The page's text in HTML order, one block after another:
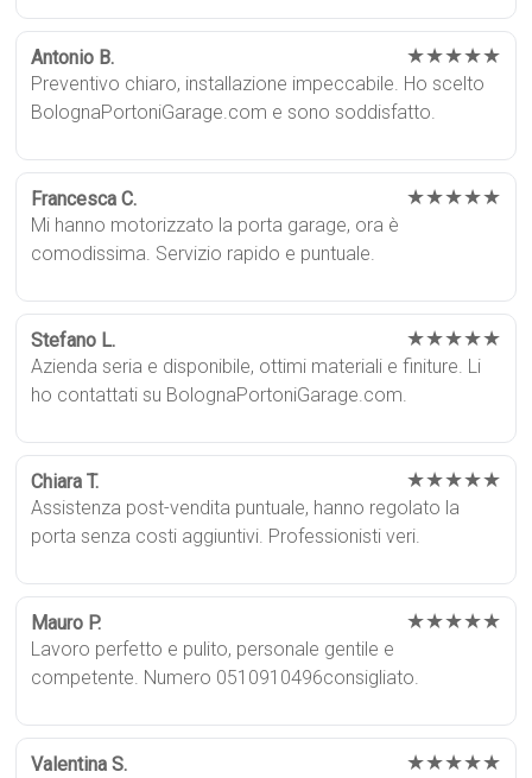
Antonio B. ★★★★★
Preventivo chiaro, installazione impeccabile. Ho scelto
BolognaPortoniGarage.com e sono soddisfatto.
Francesca C. ★★★★★
Mi hanno motorizzato la porta garage, ora è
comodissima. Servizio rapido e puntuale.
Stefano L. ★★★★★
Azienda seria e disponibile, ottimi materiali e finiture. Li
ho contattati su BolognaPortoniGarage.com.
Chiara T. ★★★★★
Assistenza post-vendita puntuale, hanno regolato la
porta senza costi aggiuntivi. Professionisti veri.
Mauro P. ★★★★★
Lavoro perfetto e pulito, personale gentile e
competente. Numero 0510910496consigliato.
Valentina S. ★★★★★